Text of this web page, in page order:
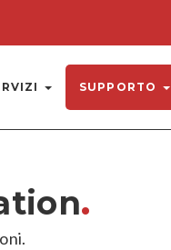
SUPPORTO
.